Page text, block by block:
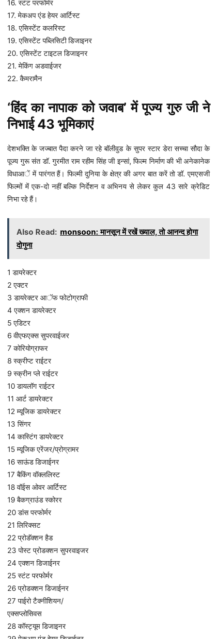
16. स्टंट परफोर्मर
17. मेकअप एंड हेयर आर्टिस्ट
18. एसिस्टेंट कलरिस्ट
19. एसिस्टेंट पब्लिसिटी डिजाइनर
20. एसिस्टेंट टाइटल डिजाइनर
21. मेकिंग अडवाईजर
22. कैमरामैन
‘हिंद का नापाक को जवाब’ में पूज्य गुरु जी ने
निभाई 43 भूमिकाएं
देशभक्ति के जज्बात पैदा करने जा रहे बॉलीवुड के सुपर स्टार डेरा सच्चा सौदा के
पूज्य गुरू संत डॉ. गुरमीत राम रहीम सिंह जी इन्सां, फिल्म निर्माण की भी अनेकानेक
विधाआें में पारंगत हैं। फिल्मी दुनिया के क्षेत्र की अगर बात करें तो डॉ. एमएसजी
फिल्मों में एक-दो नहीं बल्कि निर्देशन व अभिनय से लेकर कुल 43 सारे क्रेडिट
निभा रहे हैं।
Also Read: monsoon: मानसून में रखें ख्याल, तो आनन्द होगा
दोगुना
1 डायरेक्टर
2 एक्टर
3 डायरेक्टर आॅफ फोटोग्राफी
4 एक्शन डायरेक्टर
5 एडिटर
6 वीएफएक्स सुपरवाईजर
7 कोरियोग्राफर
8 स्क्रीप्ट राईटर
9 स्क्रीन प्ले राईटर
10 डायलॉग राईटर
11 आर्ट डायरेक्टर
12 म्यूजिक डायरेक्टर
13 सिंगर
14 कास्टिंग डायरेक्टर
15 म्यूजिक एरेंजर/प्रोग्रामर
16 साऊंड डिजाईनर
17 बैकिंग वॉक्ललिस्ट
18 वॉईस ओवर आर्टिस्ट
19 बैकग्राउंड स्कोरर
20 डांस परफोर्मर
21 लिरिक्सट
22 प्रोडॅक्शन हैड
23 पोस्ट प्रोडक्शन सुपरवाइजर
24 एक्शन डिजाईनर
25 स्टंट परफोर्मर
26 प्रोडक्शन डिजाईनर
27 पाईरो टैक्नीशियन/
एक्सप्लोसिवस
28 कॉस्ट्यूम डिजाइनर